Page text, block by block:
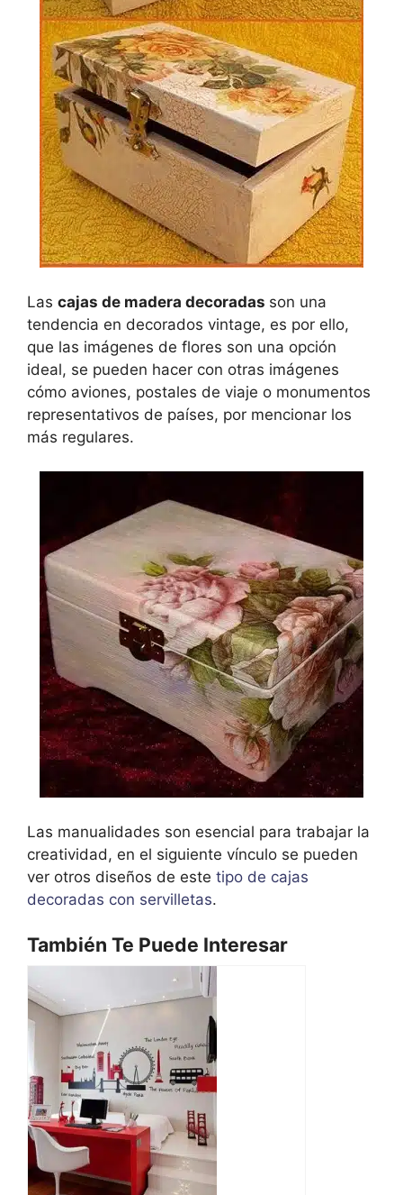
Las cajas de madera decoradas son una
tendencia en decorados vintage, es por ello,
que las imágenes de flores son una opción
ideal, se pueden hacer con otras imágenes
cómo aviones, postales de viaje o monumentos
representativos de países, por mencionar los
más regulares.
Las manualidades son esencial para trabajar la
creatividad, en el siguiente vínculo se pueden
ver otros diseños de este tipo de cajas
decoradas con servilletas.
También Te Puede Interesar